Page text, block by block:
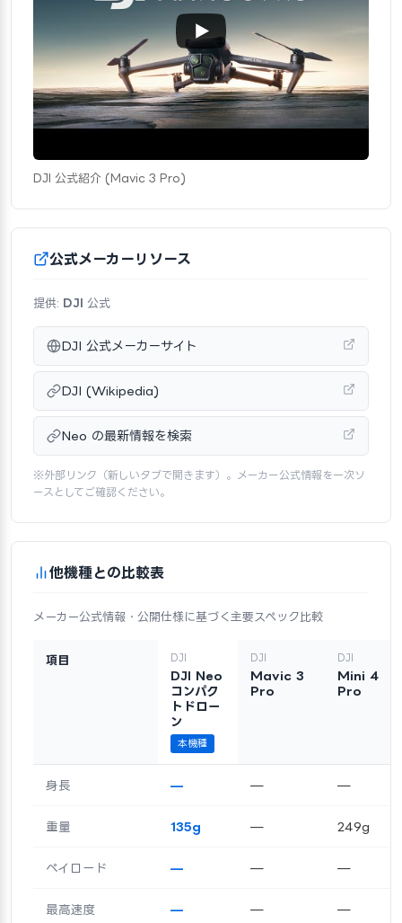
DJI 公式紹介 (Mavic 3 Pro)
公式メーカーリソース
提供: DJI 公式
DJI 公式メーカーサイト
DJI (Wikipedia)
Neo の最新情報を検索
※外部リンク（新しいタブで開きます）。メーカー公式情報を一次ソ
ースとしてご確認ください。
他機種との比較表
メーカー公式情報・公開仕様に基づく主要スペック比較
項目 DJI
DJI Neo
コンパク
トドロー
ン
本機種
DJI
Mavic 3
Pro
DJI
Mini 4
Pro
身長 — — —
重量 135g — 249g
ペイロード — — —
最高速度 — — —